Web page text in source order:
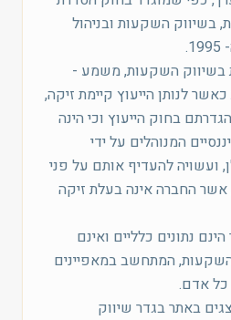
בשיווק השקעות ובניהול
בשיווק השקעות, משמע -
לנותן הייעוץ קיימת זיקה,
בחוק הייעוץ וכי הינה
המנוהלים על ידי
ועשויה להעדיף אותם על פני
אשר החברה אינה בעלת זיקה
נתונים כלליים ואינם
המתחשב במאפיינים
כל אדם.
באתר בגדר שיווק